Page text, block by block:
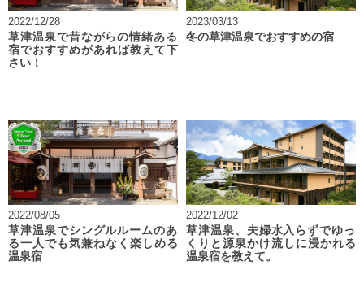
2022/12/28
草津温泉で昔ながらの情緒ある
宿でおすすめがあれば教えて下
さい！
2023/03/13
冬の草津温泉でおすすめの宿
2022/08/05
草津温泉でシングルルームのあ
る一人でも気兼ねなく楽しめる
温泉宿
2022/12/02
草津温泉、夫婦水入らずでゆっ
くりと源泉かけ流しに浸かれる
温泉宿を教えて。